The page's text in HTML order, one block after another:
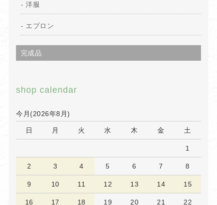
洋服
エプロン
完成品
shop calendar
今月(2026年8月)
日 月 火 水 木 金 土
1
2 3 4 5 6 7 8
9 10 11 12 13 14 15
16 17 18 19 20 21 22